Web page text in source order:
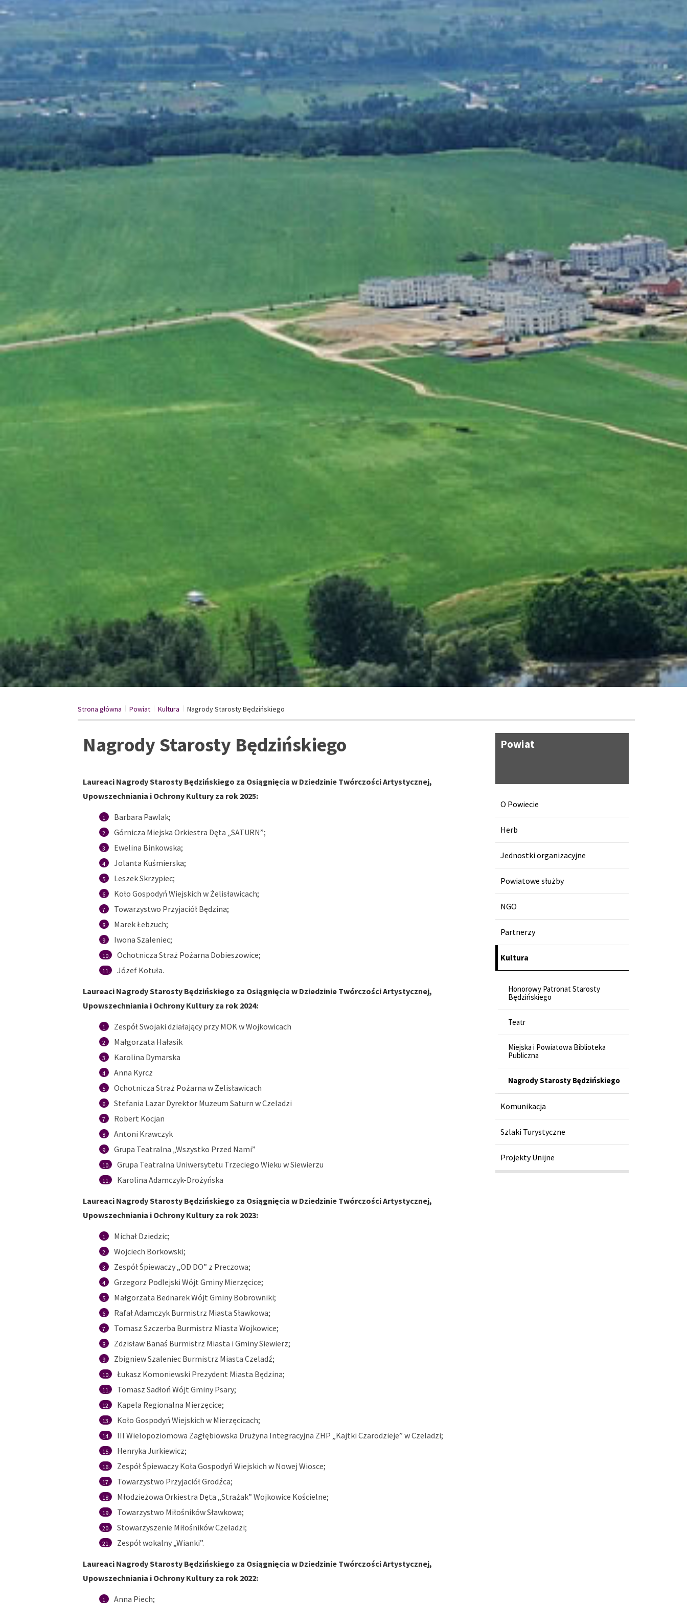
Strona główna /
Powiat /
Kultura /
Nagrody Starosty Będzińskiego
Nagrody Starosty Będzińskiego
Laureaci Nagrody Starosty Będzińskiego za Osiągnięcia w Dziedzinie Twórczości Artystycznej,
Upowszechniania i Ochrony Kultury za rok 2025:
Barbara Pawlak;
Górnicza Miejska Orkiestra Dęta „SATURN”;
Ewelina Binkowska;
Jolanta Kuśmierska;
Leszek Skrzypiec;
Koło Gospodyń Wiejskich w Żelisławicach;
Towarzystwo Przyjaciół Będzina;
Marek Łebzuch;
Iwona Szaleniec;
Ochotnicza Straż Pożarna Dobieszowice;
Józef Kotuła.
Laureaci Nagrody Starosty Będzińskiego za Osiągnięcia w Dziedzinie Twórczości Artystycznej,
Upowszechniania i Ochrony Kultury za rok 2024:
Zespół Swojaki działający przy MOK w Wojkowicach
Małgorzata Hałasik
Karolina Dymarska
Anna Kyrcz
Ochotnicza Straż Pożarna w Żelisławicach
Stefania Lazar Dyrektor Muzeum Saturn w Czeladzi
Robert Kocjan
Antoni Krawczyk
Grupa Teatralna „Wszystko Przed Nami”
Grupa Teatralna Uniwersytetu Trzeciego Wieku w Siewierzu
Karolina Adamczyk-Drożyńska
Laureaci Nagrody Starosty Będzińskiego za Osiągnięcia w Dziedzinie Twórczości Artystycznej,
Upowszechniania i Ochrony Kultury za rok 2023:
Michał Dziedzic;
Wojciech Borkowski;
Zespół Śpiewaczy „OD DO” z Preczowa;
Grzegorz Podlejski Wójt Gminy Mierzęcice;
Małgorzata Bednarek Wójt Gminy Bobrowniki;
Rafał Adamczyk Burmistrz Miasta Sławkowa;
Tomasz Szczerba Burmistrz Miasta Wojkowice;
Zdzisław Banaś Burmistrz Miasta i Gminy Siewierz;
Zbigniew Szaleniec Burmistrz Miasta Czeladź;
Łukasz Komoniewski Prezydent Miasta Będzina;
Tomasz Sadłoń Wójt Gminy Psary;
Kapela Regionalna Mierzęcice;
Koło Gospodyń Wiejskich w Mierzęcicach;
III Wielopoziomowa Zagłębiowska Drużyna Integracyjna ZHP „Kajtki Czarodzieje” w Czeladzi;
Henryka Jurkiewicz;
Zespół Śpiewaczy Koła Gospodyń Wiejskich w Nowej Wiosce;
Towarzystwo Przyjaciół Grodźca;
Młodzieżowa Orkiestra Dęta „Strażak” Wojkowice Kościelne;
Towarzystwo Miłośników Sławkowa;
Stowarzyszenie Miłośników Czeladzi;
Zespół wokalny „Wianki”.
Laureaci Nagrody Starosty Będzińskiego za Osiągnięcia w Dziedzinie Twórczości Artystycznej,
Upowszechniania i Ochrony Kultury za rok 2022:
Anna Piech;
Powiat
O Powiecie
Herb
Jednostki organizacyjne
Powiatowe służby
NGO
Partnerzy
Kultura
Honorowy Patronat Starosty
Będzińskiego
Teatr
Miejska i Powiatowa Biblioteka
Publiczna
Nagrody Starosty Będzińskiego
Komunikacja
Szlaki Turystyczne
Projekty Unijne